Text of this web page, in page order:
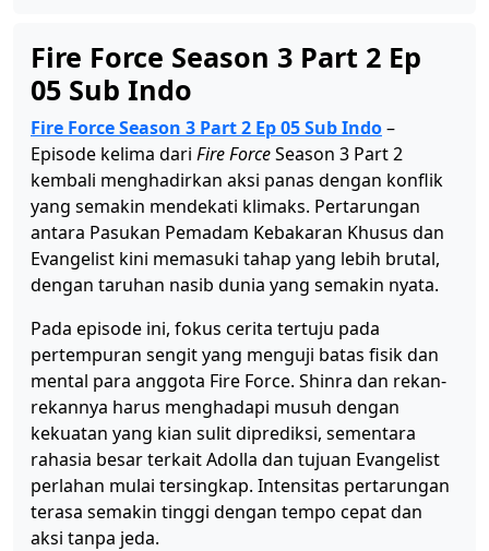
Fire Force Season 3 Part 2 Ep
05 Sub Indo
Fire Force Season 3 Part 2 Ep 05 Sub Indo–
Episode kelima dari Fire ForceSeason 3 Part 2
kembali menghadirkan aksi panas dengan konflik
yang semakin mendekati klimaks. Pertarungan
antara Pasukan Pemadam Kebakaran Khusus dan
Evangelist kini memasuki tahap yang lebih brutal,
dengan taruhan nasib dunia yang semakin nyata.
Pada episode ini, fokus cerita tertuju pada
pertempuran sengit yang menguji batas fisik dan
mental para anggota Fire Force. Shinra dan rekan-
rekannya harus menghadapi musuh dengan
kekuatan yang kian sulit diprediksi, sementara
rahasia besar terkait Adolla dan tujuan Evangelist
perlahan mulai tersingkap. Intensitas pertarungan
terasa semakin tinggi dengan tempo cepat dan
aksi tanpa jeda.